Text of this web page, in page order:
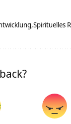
Spirituelles